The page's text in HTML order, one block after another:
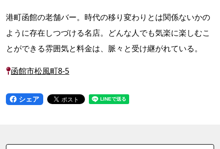
港町函館の老舗バー。時代の移り変わりとは関係ないかの
ように存在しつづける名店。どんな人でも気楽に楽しむこ
とができる雰囲気と料金は、脈々と受け継がれている。
函館市松風町8-5
シェア